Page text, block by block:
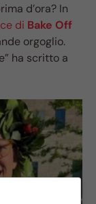
d’ora? In
di Bake Off
orgoglio.
ha scritto a